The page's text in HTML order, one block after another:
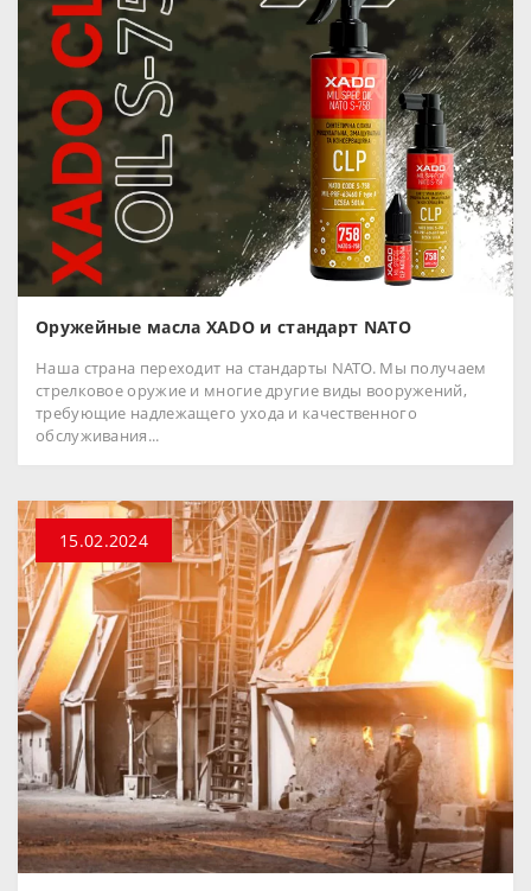
Оружейные масла XADO и стандарт NATO
Наша страна переходит на стандарты NATO. Мы получаем
стрелковое оружие и многие другие виды вооружений,
требующие надлежащего ухода и качественного
обслуживания...
15.02.2024